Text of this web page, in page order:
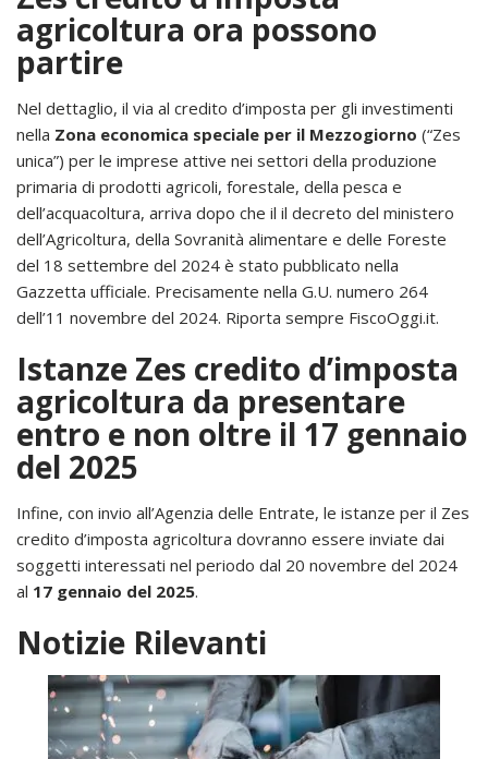
agricoltura ora possono
partire
Nel dettaglio, il via al credito d’imposta per gli investimenti
nella Zona economica speciale per il Mezzogiorno (“Zes
unica”) per le imprese attive nei settori della produzione
primaria di prodotti agricoli, forestale, della pesca e
dell’acquacoltura, arriva dopo che il il decreto del ministero
dell’Agricoltura, della Sovranità alimentare e delle Foreste
del 18 settembre del 2024 è stato pubblicato nella
Gazzetta ufficiale. Precisamente nella G.U. numero 264
dell’11 novembre del 2024. Riporta sempre FiscoOggi.it.
Istanze Zes credito d’imposta
agricoltura da presentare
entro e non oltre il 17 gennaio
del 2025
Infine, con invio all’Agenzia delle Entrate, le istanze per il Zes
credito d’imposta agricoltura dovranno essere inviate dai
soggetti interessati nel periodo dal 20 novembre del 2024
al 17 gennaio del 2025.
Notizie Rilevanti